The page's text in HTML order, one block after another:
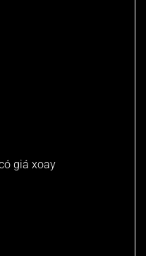
giá xoay